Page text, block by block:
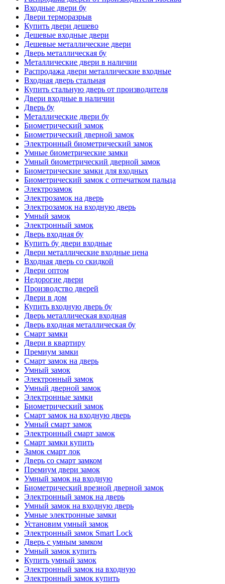
Входные двери бу
Двери терморазрыв
Купить двери дешево
Дешевые входные двери
Дешевые металлические двери
Дверь металлическая бу
Металлические двери в наличии
Распродажа двери металлические входные
Входная дверь стальная
Купить стальную дверь от производителя
Двери входные в наличии
Дверь бу
Металлические двери бу
Биометрический замок
Биометрический дверной замок
Электронный биометрический замок
Умные биометрические замки
Умный биометрический дверной замок
Биометрические замки для входных
Биометрический замок с отпечатком пальца
Электрозамок
Электрозамок на дверь
Электрозамок на входную дверь
Умный замок
Электронный замок
Дверь входная бу
Купить бу двери входные
Двери металлические входные цена
Входная дверь со скидкой
Двери оптом
Недорогие двери
Производство дверей
Двери в дом
Купить входную дверь бу
Дверь металлическая входная
Дверь входная металлическая бу
Смарт замки
Двери в квартиру
Премиум замки
Смарт замок на дверь
Умный замок
Электронный замок
Умный дверной замок
Электронные замки
Биометрический замок
Смарт замок на входную дверь
Умный смарт замок
Электронный смарт замок
Смарт замки купить
Замок смарт лок
Дверь со смарт замком
Премиум двери замок
Умный замок на входную
Биометрический врезной дверной замок
Электронный замок на дверь
Умный замок на входную дверь
Умные электронные замки
Установим умный замок
Электронный замок Smart Lock
Дверь с умным замком
Умный замок купить
Купить умный замок
Электронный замок на входную
Электронный замок купить